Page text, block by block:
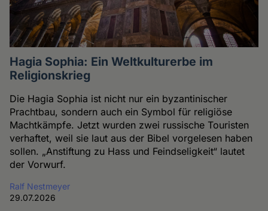
Hagia Sophia: Ein Weltkulturerbe im
Religionskrieg
Die Hagia Sophia ist nicht nur ein byzantinischer
Prachtbau, sondern auch ein Symbol für religiöse
Machtkämpfe. Jetzt wurden zwei russische Touristen
verhaftet, weil sie laut aus der Bibel vorgelesen haben
sollen. „Anstiftung zu Hass und Feindseligkeit“ lautet
der Vorwurf.
Ralf Nestmeyer
29.07.2026